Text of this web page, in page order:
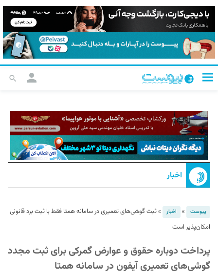
اخبار
پیوست » اخبار »ثبت گوشی‌های تعمیری در سامانه همتا فقط با ثبت برد قانونی
امکان‌پذیر است
پرداخت دوباره حقوق و عوارض گمرکی برای ثبت مجدد
گوشی‌های تعمیری آیفون در سامانه همتا